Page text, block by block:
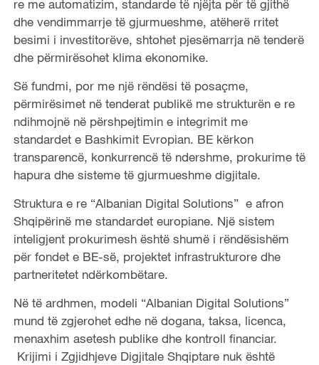
re me automatizim, standarde të njëjta për të gjithë
dhe vendimmarrje të gjurmueshme, atëherë rritet
besimi i investitorëve, shtohet pjesëmarrja në tenderë
dhe përmirësohet klima ekonomike.
Së fundmi, por me një rëndësi të posaçme,
përmirësimet në tenderat publikë me strukturën e re
ndihmojnë në përshpejtimin e integrimit me
standardet e Bashkimit Evropian. BE kërkon
transparencë, konkurrencë të ndershme, prokurime të
hapura dhe sisteme të gjurmueshme digjitale.
Struktura e re “Albanian Digital Solutions” e afron
Shqipërinë me standardet europiane. Një sistem
inteligjent prokurimesh është shumë i rëndësishëm
për fondet e BE-së, projektet infrastrukturore dhe
partneritetet ndërkombëtare.
Në të ardhmen, modeli “Albanian Digital Solutions”
mund të zgjerohet edhe në dogana, taksa, licenca,
menaxhim asetesh publike dhe kontroll financiar.
Krijimi i Zgjidhjeve Digjitale Shqiptare nuk është